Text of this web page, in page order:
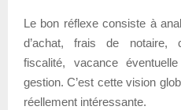
Le bon réflexe consiste à
d’achat, frais de notaire,
fiscalité, vacance
gestion. C’est cette vision
réellement intéressante.